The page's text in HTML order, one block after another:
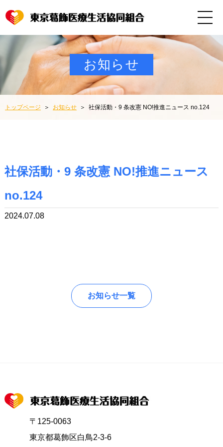
お知らせ
トップページ お知らせ 社保活動・9 条改憲 NO!推進ニュース no.124
社保活動・9 条改憲 NO!推進ニュース
no.124
2024.07.08
お知らせ一覧
〒125-0063
東京都葛飾区白鳥2-3-6